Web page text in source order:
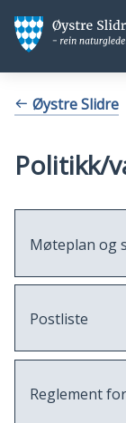
Øystre
Slidre
DuØystre Slidre
Politikk/
Møteplan og
Postliste
Reglement